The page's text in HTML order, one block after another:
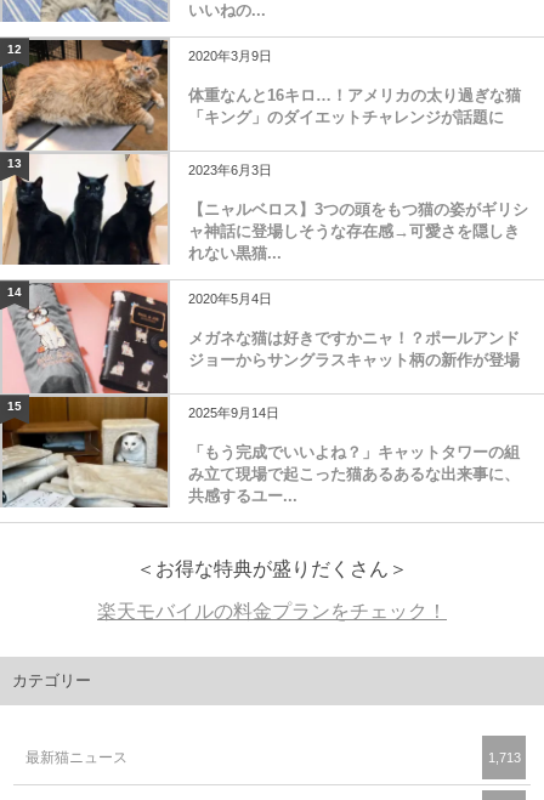
いいねの...
12 2020年3月9日
体重なんと16キロ…！アメリカの太り過ぎな猫
「キング」のダイエットチャレンジが話題に
13 2023年6月3日
【ニャルベロス】3つの頭をもつ猫の姿がギリシ
ャ神話に登場しそうな存在感→可愛さを隠しき
れない黒猫...
14 2020年5月4日
メガネな猫は好きですかニャ！？ポールアンド
ジョーからサングラスキャット柄の新作が登場
15 2025年9月14日
「もう完成でいいよね？」キャットタワーの組
み立て現場で起こった猫あるあるな出来事に、
共感するユー...
＜お得な特典が盛りだくさん＞
楽天モバイルの料金プランをチェック！
カテゴリー
最新猫ニュース 1,713